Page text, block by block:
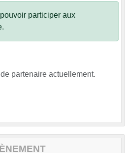
participer aux
partenaire actuellement.